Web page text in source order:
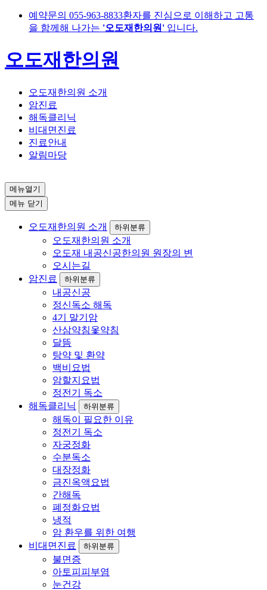
예약문의 055-963-8833환자를 진심으로 이해하고 고통
을 함께해 나가는 '오도재한의원' 입니다.
오도재한의원
오도재한의원 소개
암진료
해독클리닉
비대면진료
진료안내
알림마당
메뉴열기
메뉴 닫기
오도재한의원 소개 하위분류
오도재한의원 소개
오도재 내공신공한의원 원장의 변
오시는길
암진료
하위분류
내공신공
정신독소 해독
4기 말기암
산삼약침옻약침
달뜸
탕약 및 환약
백비요법
암할지요법
정전기 독소
해독클리닉
하위분류
해독이 필요한 이유
정전기 독소
자궁정화
수분독소
대장정화
금진옥액요법
간해독
폐정화요법
냉적
암 환우를 위한 여행
비대면진료
하위분류
불면증
아토피피부염
눈건강